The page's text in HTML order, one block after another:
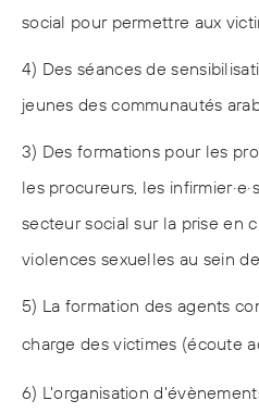
social pour permettre aux
4) Des séances de
jeunes des communautés
3) Des formations pour les
les procureurs, les
secteur social sur la prise en
violences sexuelles au sein
5) La formation des agents
charge des victimes (écoute
6) L'organisation